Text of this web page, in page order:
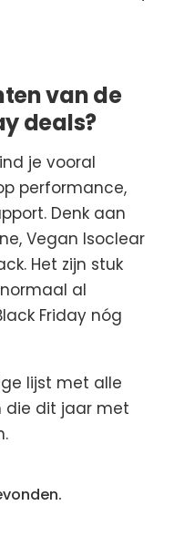
van de
deals?
je vooral
performance,
Denk aan
Vegan Isoclear
Het zijn stuk
al
Friday nóg
lijst met alle
die dit jaar met